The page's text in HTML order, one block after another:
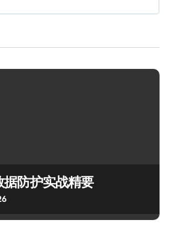
防护实战精要